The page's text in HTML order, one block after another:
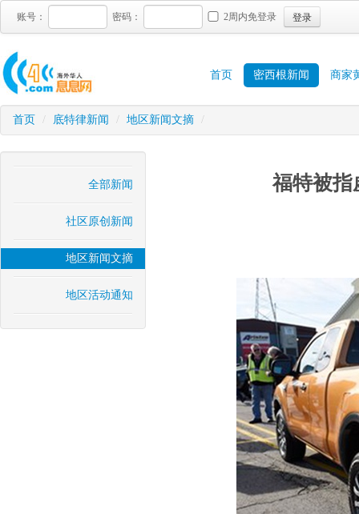
账号： 密码： 2周内免登录 登录
首页 密西根新闻 商家
首页 / 底特律新闻 / 地区新闻文摘 /
全部新闻
社区原创新闻
地区新闻文摘
地区活动通知
福特被指